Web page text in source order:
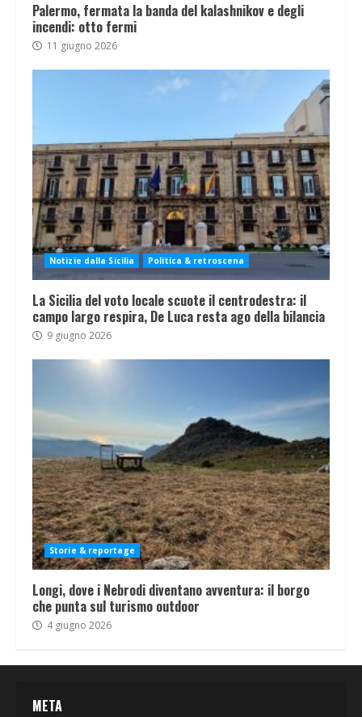
Palermo, fermata la banda del kalashnikov e degli
incendi: otto fermi
11 giugno 2026
Notizie dalla Sicilia Politica & retroscena
La Sicilia del voto locale scuote il centrodestra: il
campo largo respira, De Luca resta ago della bilancia
9 giugno 2026
Storie & reportage
Longi, dove i Nebrodi diventano avventura: il borgo
che punta sul turismo outdoor
4 giugno 2026
META